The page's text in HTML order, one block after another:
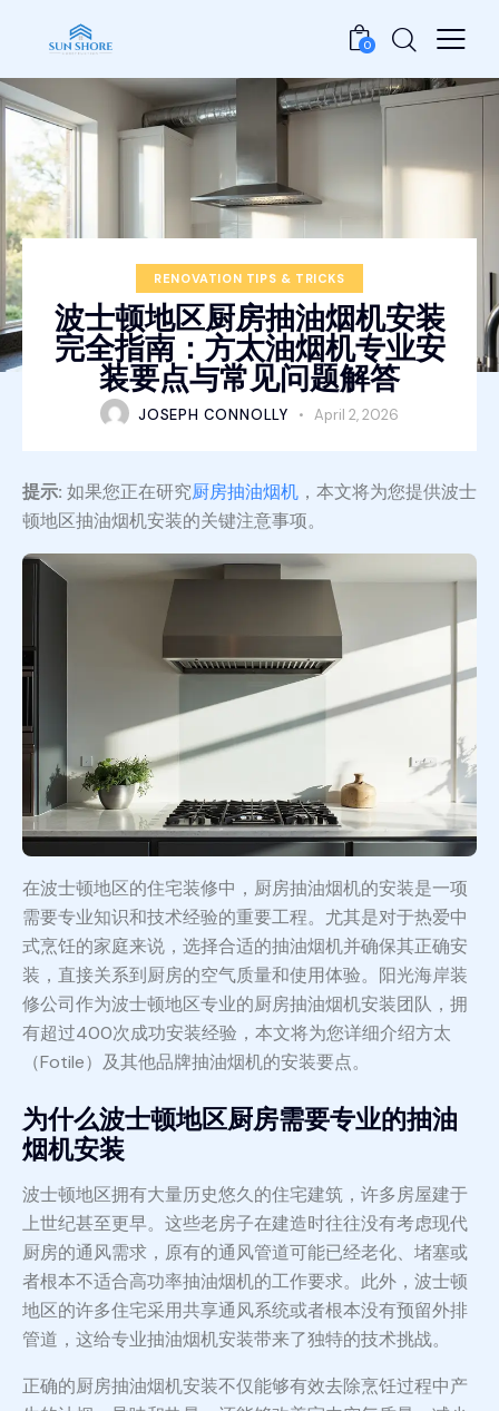
0
RENOVATION TIPS & TRICKS
波士顿地区厨房抽油烟机安装
完全指南：方太油烟机专业安
装要点与常见问题解答
JOSEPH CONNOLLY April 2, 2026
提示: 如果您正在研究厨房抽油烟机 ，本文将为您提供波士
顿地区抽油烟机安装的关键注意事项。
在波士顿地区的住宅装修中，厨房抽油烟机的安装是一项
需要专业知识和技术经验的重要工程。尤其是对于热爱中
式烹饪的家庭来说，选择合适的抽油烟机并确保其正确安
装，直接关系到厨房的空气质量和使用体验。阳光海岸装
修公司作为波士顿地区专业的厨房抽油烟机安装团队，拥
有超过400次成功安装经验，本文将为您详细介绍方太
（Fotile）及其他品牌抽油烟机的安装要点。
为什么波士顿地区厨房需要专业的抽油
烟机安装
波士顿地区拥有大量历史悠久的住宅建筑，许多房屋建于
上世纪甚至更早。这些老房子在建造时往往没有考虑现代
厨房的通风需求，原有的通风管道可能已经老化、堵塞或
者根本不适合高功率抽油烟机的工作要求。此外，波士顿
地区的许多住宅采用共享通风系统或者根本没有预留外排
管道，这给专业抽油烟机安装带来了独特的技术挑战。
正确的厨房抽油烟机安装不仅能够有效去除烹饪过程中产